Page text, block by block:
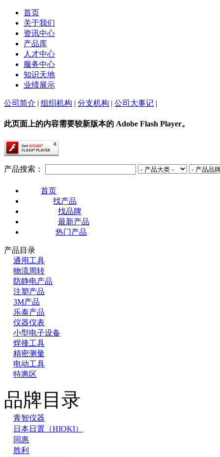
首页
关于我们
资讯中心
产品库
人才中心
服务中心
知识天地
业绩展示
公司简介 | 组织机构 | 分支机构 | 公司大事记 |
此页面上的内容需要较新版本的 Adobe Flash Player。
产品搜索：
首页
找产品
找品牌
最新产品
热门产品
产品目录
通用工具
物流周转
防静电产品
注塑产品
3M产品
乐泰产品
仪器仪表
小型电子设备
焊接工具
精密测量
电动工具
特惠区
品牌目录
青智仪器
日本日置（HIOKI）
同惠
胜利